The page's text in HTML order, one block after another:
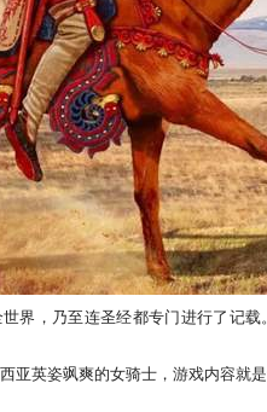
界，乃至连圣经都专门进行了记
英姿飒爽的女骑士，游戏内容就